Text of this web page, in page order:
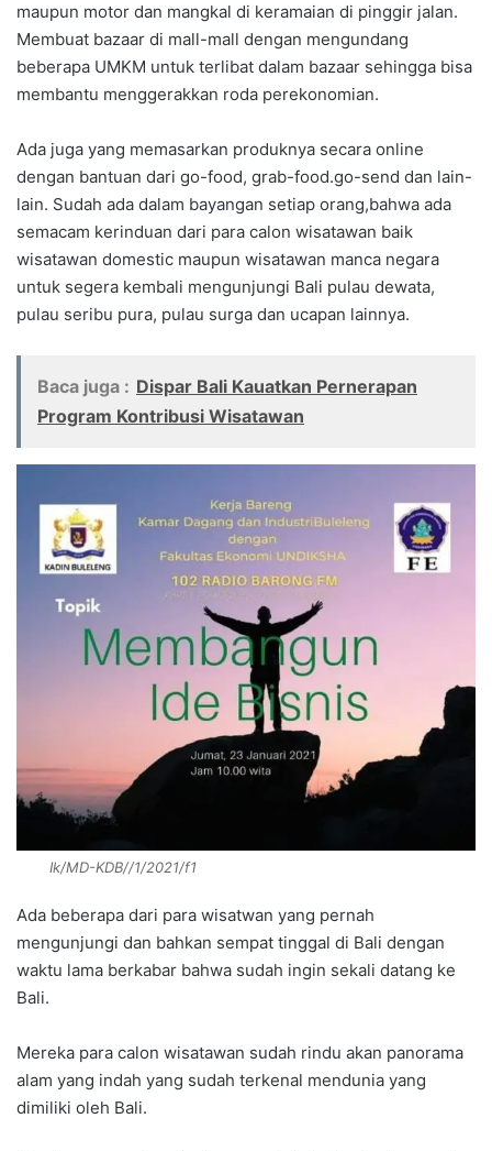
maupun motor dan mangkal di keramaian di pinggir jalan.
Membuat bazaar di mall-mall dengan mengundang
beberapa UMKM untuk terlibat dalam bazaar sehingga bisa
membantu menggerakkan roda perekonomian.
Ada juga yang memasarkan produknya secara online
dengan bantuan dari go-food, grab-food.go-send dan lain-
lain. Sudah ada dalam bayangan setiap orang,bahwa ada
semacam kerinduan dari para calon wisatawan baik
wisatawan domestic maupun wisatawan manca negara
untuk segera kembali mengunjungi Bali pulau dewata,
pulau seribu pura, pulau surga dan ucapan lainnya.
Baca juga : Dispar Bali Kauatkan Pernerapan
Program Kontribusi Wisatawan
Ik/MD-KDB//1/2021/f1
Ada beberapa dari para wisatwan yang pernah
mengunjungi dan bahkan sempat tinggal di Bali dengan
waktu lama berkabar bahwa sudah ingin sekali datang ke
Bali.
Mereka para calon wisatawan sudah rindu akan panorama
alam yang indah yang sudah terkenal mendunia yang
dimiliki oleh Bali.